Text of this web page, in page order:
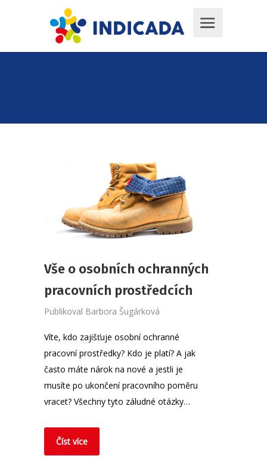
Vše o osobních ochranných
pracovních prostředcích
Publikoval Barbora Šugárková
Víte, kdo zajišťuje osobní ochranné
pracovní prostředky? Kdo je platí? A jak
často máte nárok na nové a jestli je
musíte po ukončení pracovního poměru
vracet? Všechny tyto záludné otázky…
Číst více